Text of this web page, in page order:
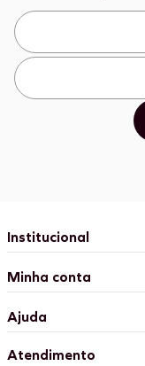
Institucional
Minha conta
Ajuda
Atendimento